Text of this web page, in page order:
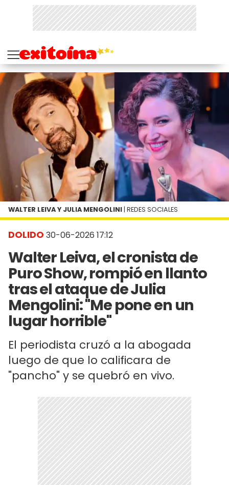
DOLIDO 30-06-2026 17:12
Walter Leiva, el cronista de
Puro Show, rompió en llanto
tras el ataque de Julia
Mengolini: "Me pone en un
lugar horrible"
El periodista cruzó a la abogada
luego de que lo calificara de
"pancho" y se quebró en vivo.
WALTER LEIVA Y JULIA MENGOLINI | REDES SOCIALES